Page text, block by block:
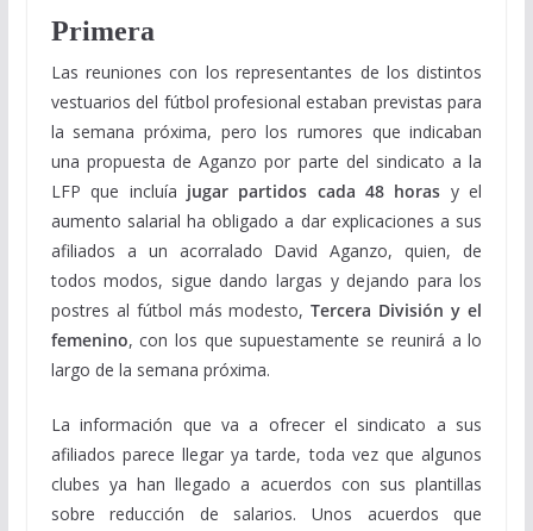
Primera
Las reuniones con los representantes de los distintos
vestuarios del fútbol profesional estaban previstas para
la semana próxima, pero los rumores que indicaban
una propuesta de Aganzo por parte del sindicato a la
LFP que incluía jugar partidos cada 48 horas y el
aumento salarial ha obligado a dar explicaciones a sus
afiliados a un acorralado David Aganzo, quien, de
todos modos, sigue dando largas y dejando para los
postres al fútbol más modesto,Tercera División y el
femenino, con los que supuestamente se reunirá a lo
largo de la semana próxima.
La información que va a ofrecer el sindicato a sus
afiliados parece llegar ya tarde, toda vez que algunos
clubes ya han llegado a acuerdos con sus plantillas
sobre reducción de salarios. Unos acuerdos que